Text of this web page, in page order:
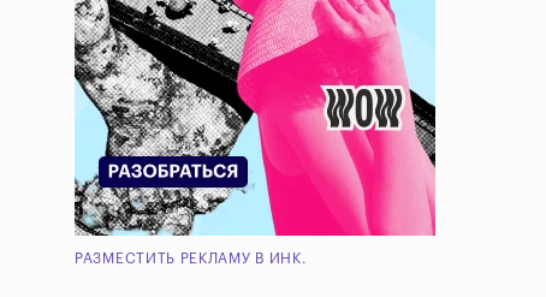
РАЗМЕСТИТЬ РЕКЛАМУ В ИНК.